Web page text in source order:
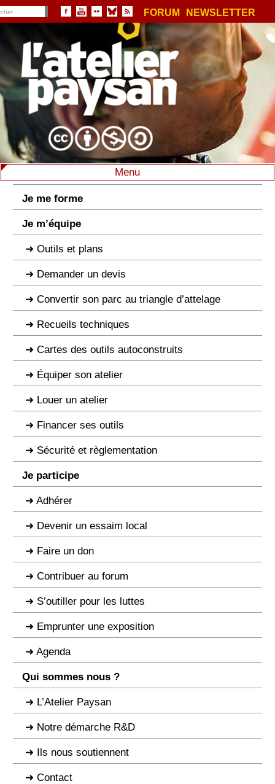
FORUM NEWSLETTER
Menu
Je me forme
Je m’équipe
Outils et plans
Demander un devis
Convertir son parc au triangle d’attelage
Recueils techniques
Cartes des outils autoconstruits
Équiper son atelier
Louer un atelier
Financer ses outils
Sécurité et règlementation
Je participe
Adhérer
Devenir un essaim local
Faire un don
Contribuer au forum
S’outiller pour les luttes
Emprunter une exposition
Agenda
Qui sommes nous ?
L’Atelier Paysan
Notre démarche R&D
Ils nous soutiennent
Contact